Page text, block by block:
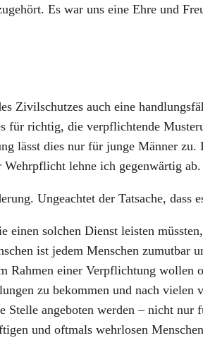
Es war uns eine Ehre und
Zivil­schut­zes auch eine
für rich­tig, die ver­pflich­ten­de
lässt dies nur für jun­ge Män­ner
leh­ne ich gegen­wär­tig ab.
Unge­ach­tet der Tat­sa­che,
sol­chen Dienst leis­ten
ist jedem Men­schen
einer Ver­pflich­tung wol­len
zu bekom­men und nach vie­len
ange­bo­ten wer­den – nicht
und oft­mals wehr­lo­sen